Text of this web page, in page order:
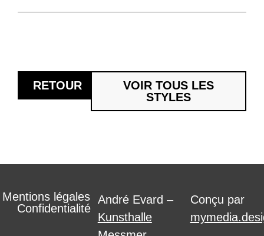
RETOUR
VOIR TOUS LES
STYLES
André Evard –
Kunsthalle
Conçu par
Mentions légales
Confidentialité